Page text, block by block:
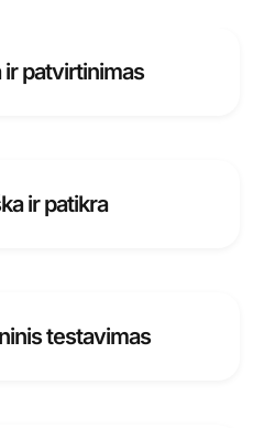
ir patvirtinimas
jūsų užsienio
iki 20 % jūsų
ir patikra
nei 70 000 rusakalbių
ir juos iš
testavimas